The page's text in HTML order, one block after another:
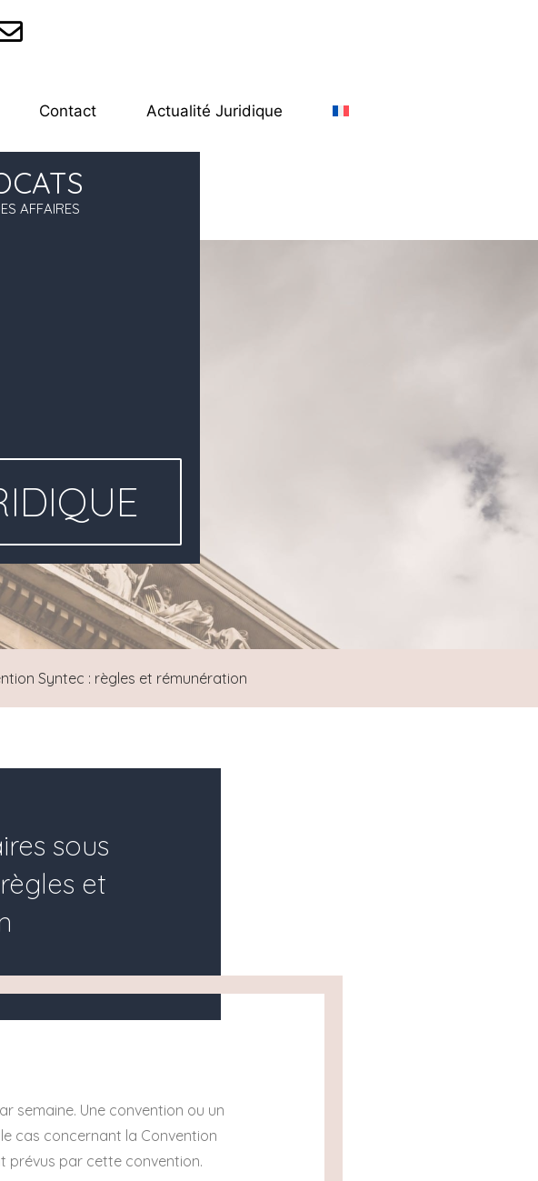
Contact Actualité Juridique
AFFAIRES
Syntec : règles et rémunération
sous
et
semaine. Une convention ou un
cas concernant la Convention
prévus par cette convention.